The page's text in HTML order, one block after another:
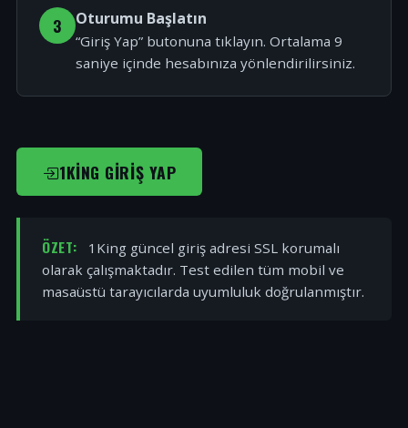
3 Oturumu Başlatın
“Giriş Yap” butonuna tıklayın. Ortalama 9
saniye içinde hesabınıza yönlendirilirsiniz.
1KING GIRIŞ YAP
ÖZET:
1King güncel giriş adresi SSL korumalı
olarak çalışmaktadır. Test edilen tüm mobil ve
masaüstü tarayıcılarda uyumluluk doğrulanmıştır.